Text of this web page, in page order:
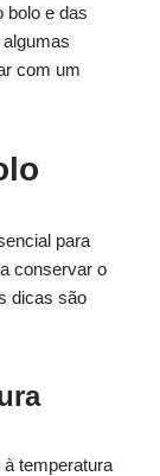
bolo e das
com um
para
conservar o
dicas são
temperatura